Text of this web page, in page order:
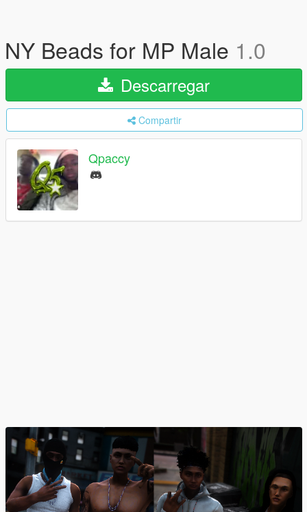
NY Beads for MP Male 1.0
Descarregar
Compartir
Qpaccy